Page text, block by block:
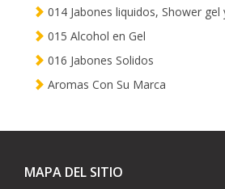
014 Jabones liquidos, Shower gel
015 Alcohol en Gel
016 Jabones Solidos
Aromas Con Su Marca
MAPA DEL SITIO